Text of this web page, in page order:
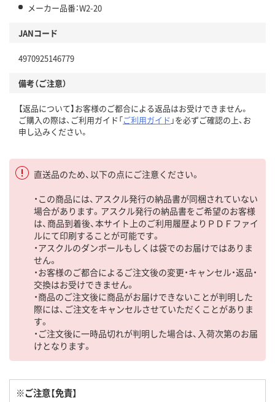
メーカー品番：W2-20
JANコード
4970925146779
備考（ご注意）
【返品について】お客様のご都合による返品はお受けできません。
ご購入の際は、ご利用ガイド「ご利用ガイド 」を必ずご確認の上、お
申し込みください。
直送品のため、以下の点にご注意ください。
・この商品には、アスクル発行の納品書が同梱されていない
場合があります。アスクル発行の納品書をご希望のお客様
は、商品到着後、本サイト上のご利用履歴よりＰＤＦファイ
ルにて印刷することが可能です。
・アスクルのダンボールもしくは袋でのお届けではありま
せん。
・お客様のご都合によるご注文後の変更・キャンセル・返品・
交換はお受けできません。
・商品のご注文後に商品がお届けできないことが判明した
際には、ご注文をキャンセルさせていただくことがありま
す。
・ご注文後に一時品切れが判明した場合は、入荷次第のお届
けとなります。
※ご注意【免責】